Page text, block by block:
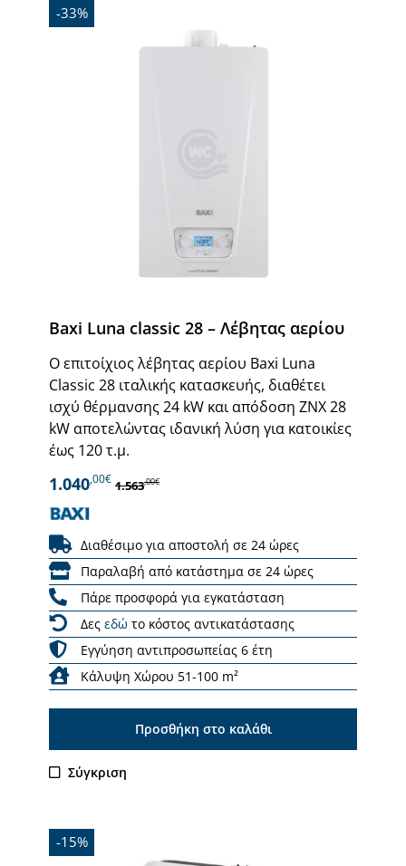
-33%
Baxi Luna classic 28 – Λέβητας αερίου
Ο επιτοίχιος λέβητας αερίου Baxi Luna
Classic 28 ιταλικής κατασκευής, διαθέτει
ισχύ θέρμανσης 24 kW και απόδοση ΖΝΧ 28
kW αποτελώντας ιδανική λύση για κατοικίες
έως 120 τ.μ.
1.040,00€ 1.563,00€
Διαθέσιμο για αποστολή σε 24 ώρες
Παραλαβή από κατάστημα σε 24 ώρες
Πάρε προσφορά για εγκατάσταση
Δες εδώ το κόστος αντικατάστασης
Εγγύηση αντιπροσωπείας 6 έτη
Κάλυψη Χώρου 51-100 m²
Προσθήκη στο καλάθι
Σύγκριση
-15%